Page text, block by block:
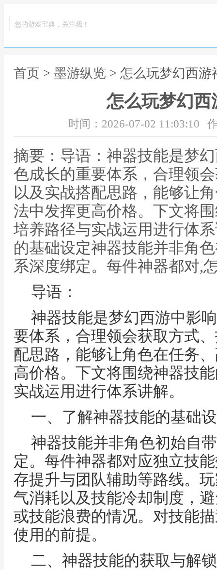
您的游戏宝典，关注我！
首页 > 墨游纵览 > 怎么玩梦幻西游
怎么玩梦幻西
时间：2026-07-02 11:03:10
摘要：导语：神器技能是梦
色成长的重要体系，合理领
以及实战搭配思路，能够让
法中发挥更高价格。下文将
培养路径与实战运用进行体
的基础设定神器技能并非角
系深度绑定。每件神器都对,
导语：
神器技能是梦幻西游中影
要体系，合理领会获取方式
配思路，能够让角色在任务
高价格。下文将围绕神器技
实战运用进行体系讲解。
一、了解神器技能的基础
神器技能并非角色初始自
定。每件神器都对应独立技
存提升与团队辅助等路线。
气消耗以及技能冷却制度，
或技能浪费的情况。对技能
使用的前提。
二、神器技能的获取与解